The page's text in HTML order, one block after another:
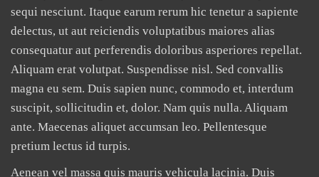
sequi nesciunt. Itaque earum rerum hic tenetur a sapiente
delectus, ut aut reiciendis voluptatibus maiores alias
consequatur aut perferendis doloribus asperiores repellat.
Aliquam erat volutpat. Suspendisse nisl. Sed convallis
magna eu sem. Duis sapien nunc, commodo et, interdum
suscipit, sollicitudin et, dolor. Nam quis nulla. Aliquam
ante. Maecenas aliquet accumsan leo. Pellentesque
pretium lectus id turpis.
Aenean vel massa quis mauris vehicula lacinia. Duis